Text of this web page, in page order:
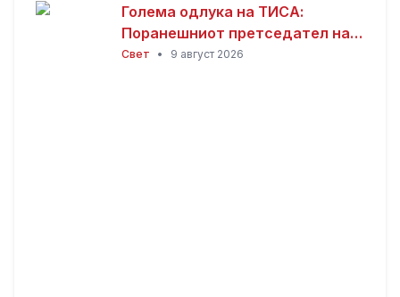
Голема одлука на ТИСА:
Поранешниот претседател на
Врховниот суд Андраш Бака
Свет • 9 август 2026